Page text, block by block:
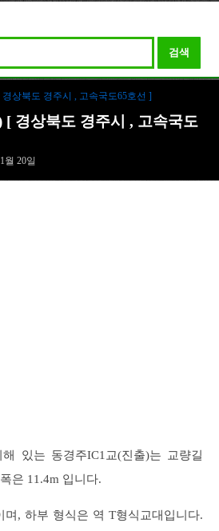
검색
상북도 경주시 , 고속국도65호선 ]
[ 경상북도 경주시 , 고속국도
월 20일
해 있는 동경주IC1교(진출)는 교량길
은 11.4m 입니다.
며, 하부 형식은 역 T형식교대입니다.